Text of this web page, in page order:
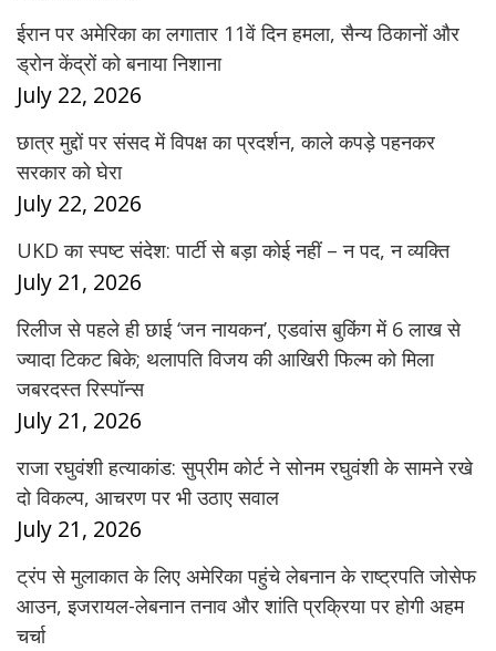
ईरान पर अमेरिका का लगातार 11वें दिन हमला, सैन्य ठिकानों और
ड्रोन केंद्रों को बनाया निशाना
July 22, 2026
छात्र मुद्दों पर संसद में विपक्ष का प्रदर्शन, काले कपड़े पहनकर
सरकार को घेरा
July 22, 2026
UKD का स्पष्ट संदेश: पार्टी से बड़ा कोई नहीं – न पद, न व्यक्ति
July 21, 2026
रिलीज से पहले ही छाई ‘जन नायकन’, एडवांस बुकिंग में 6 लाख से
ज्यादा टिकट बिके; थलापति विजय की आखिरी फिल्म को मिला
जबरदस्त रिस्पॉन्स
July 21, 2026
राजा रघुवंशी हत्याकांड: सुप्रीम कोर्ट ने सोनम रघुवंशी के सामने रखे
दो विकल्प, आचरण पर भी उठाए सवाल
July 21, 2026
ट्रंप से मुलाकात के लिए अमेरिका पहुंचे लेबनान के राष्ट्रपति जोसेफ
आउन, इजरायल-लेबनान तनाव और शांति प्रक्रिया पर होगी अहम
चर्चा